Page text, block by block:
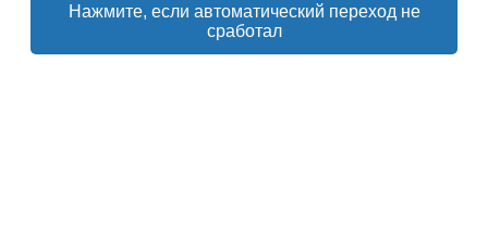
Нажмите, если автоматический переход не
сработал